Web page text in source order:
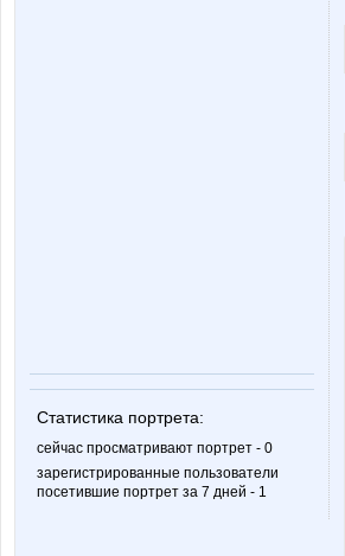
Статистика портрета:
сейчас просматривают портрет - 0
зарегистрированные пользователи
посетившие портрет за 7 дней - 1